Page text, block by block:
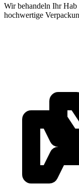
Wir behandeln Ihr
hochwertige